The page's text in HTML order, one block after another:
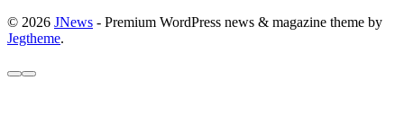
© 2026 JNews - Premium WordPress news & magazine theme by
Jegtheme.